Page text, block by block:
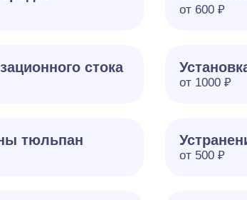
от 600 ₽
стока
от 1000 ₽
тюльпан
от 500 ₽